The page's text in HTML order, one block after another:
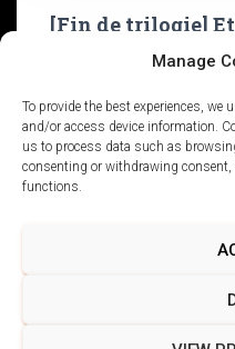
Manage
To provide the best experiences, we
and/or access device information.
us to process data such as
consenting or withdrawing consent,
functions.
[Fin de trilogie]
Il y a dix jours tout pile, le
salves de colis Ulule, les
commandes Lire la suite